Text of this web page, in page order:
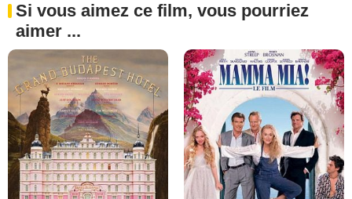
Si vous aimez ce film, vous pourriez
aimer ...